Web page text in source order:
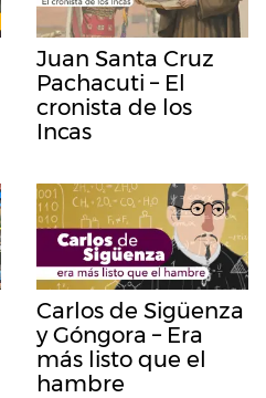
Juan Santa Cruz
Pachacuti – El
cronista de los
Incas
Carlos de Sigüenza
y Góngora – Era
más listo que el
hambre